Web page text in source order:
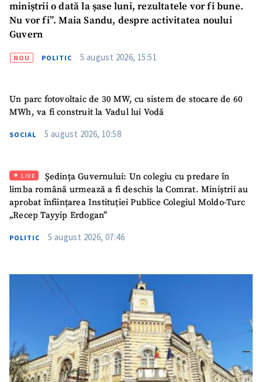
miniștrii o dată la șase luni, rezultatele vor fi bune.
Nu vor fi”. Maia Sandu, despre activitatea noului
Guvern
NOU POLITIC 5 august 2026, 15:51
Un parc fotovoltaic de 30 MW, cu sistem de stocare de 60
MWh, va fi construit la Vadul lui Vodă
SOCIAL 5 august 2026, 10:58
LIVE
Ședința Guvernului: Un colegiu cu predare în
limba română urmează a fi deschis la Comrat. Miniștrii au
aprobat înființarea Instituției Publice Colegiul Moldo-Turc
„Recep Tayyip Erdogan”
POLITIC 5 august 2026, 07:46